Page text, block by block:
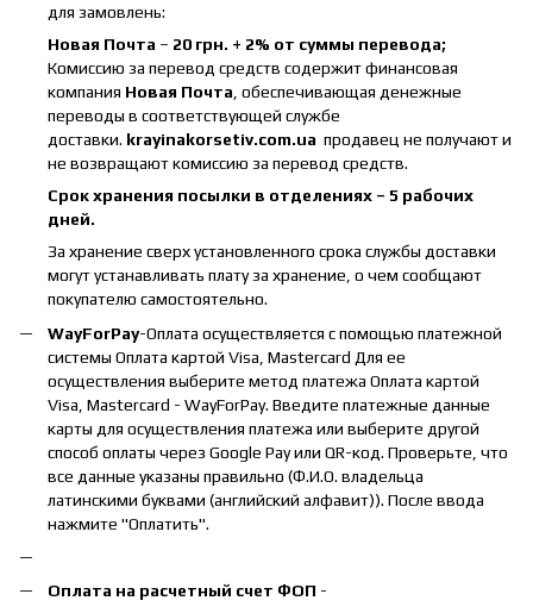
для замовлень:
Новая Почта – 20 грн. + 2% от суммы перевода;
Комиссию за перевод средств содержит финансовая
компания Новая Почта , обеспечивающая денежные
переводы в соответствующей службе
доставки. krayinakorsetiv.com.ua продавец не получают и
не возвращают комиссию за перевод средств.
Срок хранения посылки в отделениях – 5 рабочих
дней.
За хранение сверх установленного срока службы доставки
могут устанавливать плату за хранение, о чем сообщают
покупателю самостоятельно.
WayForPay-Оплата осуществляется с помощью платежной
системы Оплата картой Visa, Mastercard Для ее
осуществления выберите метод платежа Оплата картой
Visa, Mastercard - WayForPay. Введите платежные данные
карты для осуществления платежа или выберите другой
способ оплаты через Google Pay или QR-код. Проверьте, что
все данные указаны правильно (Ф.И.О. владельца
латинскими буквами (английский алфавит)). После ввода
нажмите "Оплатить".
Оплата на расчетный счет ФОП -